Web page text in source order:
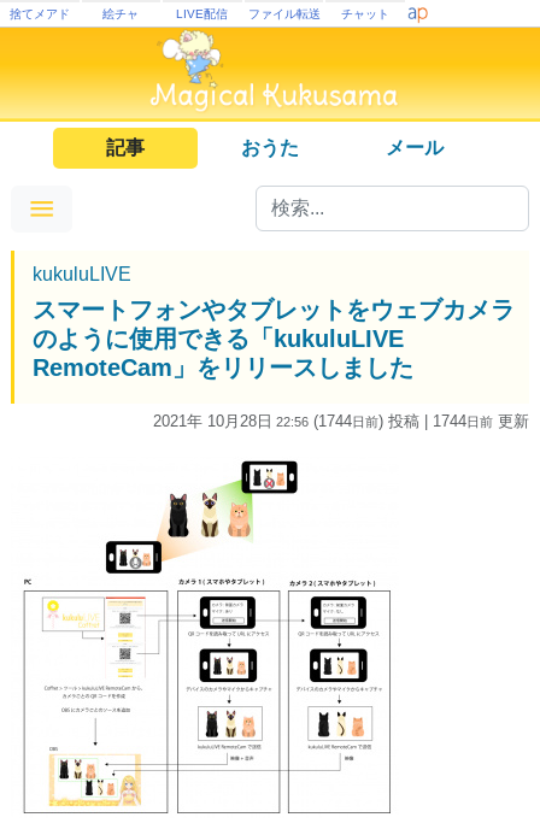
捨てメアド 絵チャ LIVE配信 ファイル転送 チャット
記事 おうた メール
kukuluLIVE
スマートフォンやタブレットをウェブカメラ
のように使用できる「kukuluLIVE
RemoteCam」をリリースしました
2021年 10月28日 22:56 (1744日前) 投稿 | 1744日前 更新